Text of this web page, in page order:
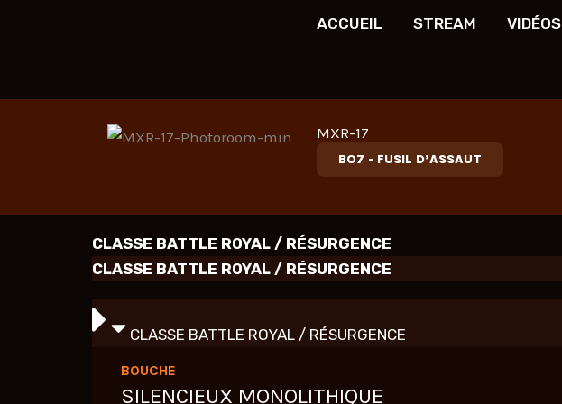
ACCUEIL STREAM VIDÉOS
MXR-17
BO7 - FUSIL D’ASSAUT
CLASSE BATTLE ROYAL / RÉSURGENCE
CLASSE BATTLE ROYAL / RÉSURGENCE
CLASSE BATTLE ROYAL / RÉSURGENCE
BOUCHE
SILENCIEUX MONOLITHIQUE